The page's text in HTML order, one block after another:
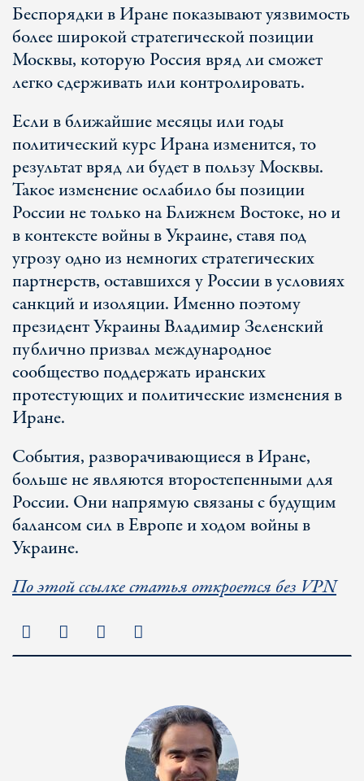
Беспорядки в Иране показывают уязвимость
более широкой стратегической позиции
Москвы, которую Россия вряд ли сможет
легко сдерживать или контролировать.
Если в ближайшие месяцы или годы
политический курс Ирана изменится, то
результат вряд ли будет в пользу Москвы.
Такое изменение ослабило бы позиции
России не только на Ближнем Востоке, но и
в контексте войны в Украине, ставя под
угрозу одно из немногих стратегических
партнерств, оставшихся у России в условиях
санкций и изоляции. Именно поэтому
президент Украины Владимир Зеленский
публично призвал международное
сообщество поддержать иранских
протестующих и политические изменения в
Иране.
События, разворачивающиеся в Иране,
больше не являются второстепенными для
России. Они напрямую связаны с будущим
балансом сил в Европе и ходом войны в
Украине.
По этой ссылке статья откроется без VPN